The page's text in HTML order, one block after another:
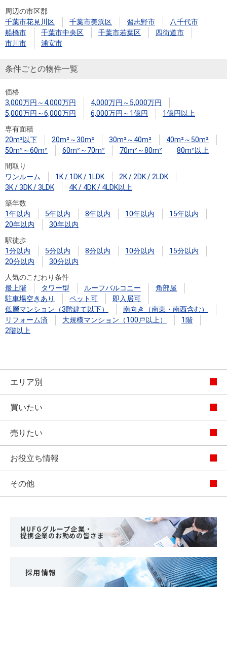
周辺の市区郡
千葉市花見川区
千葉市美浜区 習志野市
八千代市
船橋市
千葉市中央区 千葉市若葉区
四街道市
市川市
浦安市
条件ごとの物件一覧
価格
3,000万円～4,000万円
4,000万円～5,000万円
5,000万円～6,000万円
6,000万円～1億円
1億円以上
専有面積
20m²以下
20m²～30m² 30m²～40m²
40m²～50m²
50m²～60m²
60m²～70m² 70m²～80m²
80m²以上
間取り
ワンルーム
1K / 1DK / 1LDK
2K / 2DK / 2LDK
3K / 3DK / 3LDK
4K / 4DK / 4LDK以上
築年数
1年以内
5年以内 8年以内 10年以内
15年以内
20年以内
30年以内
駅徒歩
1分以内
5分以内 8分以内 10分以内
15分以内
20分以内
30分以内
人気のこだわり条件
最上階
タワー型 ルーフバルコニー
角部屋
駐車場空きあり
ペット可
即入居可
低層マンション（3階建て以下）
南向き（南東・南西含む）
リフォーム済
大規模マンション（100戸以上）
1階
2階以上
エリア別
買いたい
売りたい
お役立ち情報
その他
MUFGグループ企業・
提携企業のお勤めの皆さま
採用情報